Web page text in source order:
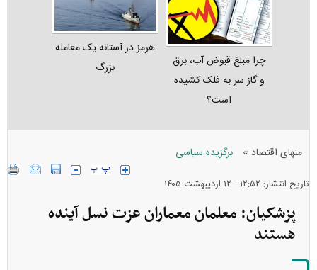
چرا مبلغ قبوض آب، برق
و گاز سر به فلک کشیده
است؟
هرمز در آستانه یک معامله
بزرگ
منهای اقتصاد » برگزیده سیاسی
تاریخ انتشار: ۱۲:۵۲ - ۱۲ ارديبهشت ۱۴۰۵
پزشکیان: معلمان معماران عزت نسل آینده
هستند